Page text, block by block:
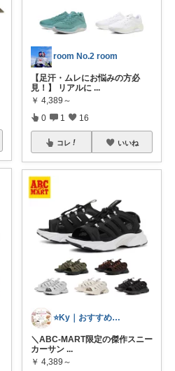
room No.2 room
【足汗・ムレにお悩みの方必
見！】 リアルに ...
￥ 4,389～
0 1 16
コレ いいね
⭐️Ky｜おすすめセレクト⭐️
＼ABC-MART限定の傑作スニー
カーサン ...
￥ 4,389～